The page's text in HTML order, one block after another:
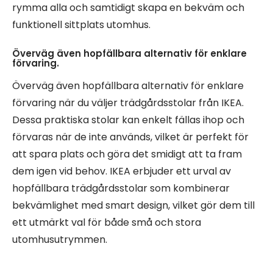
rymma alla och samtidigt skapa en bekväm och
funktionell sittplats utomhus.
Överväg även hopfällbara alternativ för enklare
förvaring.
Överväg även hopfällbara alternativ för enklare
förvaring när du väljer trädgårdsstolar från IKEA.
Dessa praktiska stolar kan enkelt fällas ihop och
förvaras när de inte används, vilket är perfekt för
att spara plats och göra det smidigt att ta fram
dem igen vid behov. IKEA erbjuder ett urval av
hopfällbara trädgårdsstolar som kombinerar
bekvämlighet med smart design, vilket gör dem till
ett utmärkt val för både små och stora
utomhusutrymmen.